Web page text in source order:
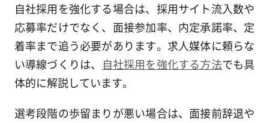
自社採用を強化する場合は、採用サイト流入数や
応募率だけでなく、面接参加率、内定承諾率、定
着率まで追う必要があります。求人媒体に頼らな
い導線づくりは、
自社採用を強化する方法でも具
体的に解説しています。
選考段階の歩留まりが悪い場合は、面接前辞退や